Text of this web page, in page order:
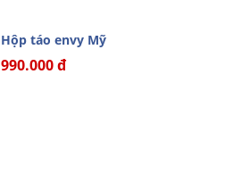
Hộp táo envy Mỹ
990.000 đ